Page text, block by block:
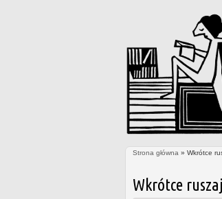
Strona główna » Wkrótce
Wkrótce